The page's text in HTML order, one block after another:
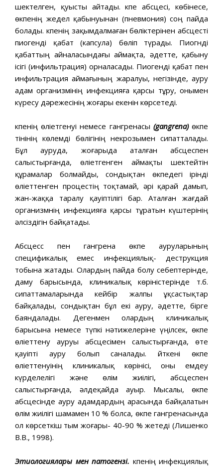
шектелген, қуысты айтады. Өкпе абсцесі, көбінесе,
өкпенің жедел қабынуынан (пневмония) соң пайда
болады. Өкпенің зақымдалмаған бөліктерінен абсцесті
пиогенді қабат (капсула) бөліп түрады. Пиогнді
қабаттың айналасындағы аймақта, әдетте, қабыну
ісігі (инфильтрация) орналасады. Пиогенді қабат пен
инфильтрация аймағының жаралуы, негізінде, ауру
адам организмінің инфекцияға қарсы тұру, онымен
күресу дәрежесінің жоғары екенін көрсетеді.
Өкпенің өліетгенуі немесе гангренасы (gangrena)өкпе
тінінің көлемді бөлігінің некрозымен сипатталады.
Бұл ауруда, жоғарыда аталған абсцеспен
салыстырғанда, өліетгенген аймақты шектейтін
құрамалар болмайды, сондықтан өкпедегі ірінді
өліеттенген процестің тоқтамай, әрі қарай дамып,
жан-жаққа таралу қауіптілігі бар. Аталған жағдай
организмнің инфекцияға қарсы тұратын күштерінің
әлсіздігін байқатады.
Абсцесс пен гангрена өкпе ауруларының
спецификалық емес инфекциялық- деструкция
тобына жатады. Олардың пайда болу себептерінде,
даму барысында, клиникалық көріністерінде т.б.
сипаттамаларында кейбір жалпы ұқсастықтар
байқалады, сондықтан бұл екі ауру, әдетте, бірге
баяндалады. Дегенмен олардың клиникалық
барысына немесе түпкі нәтижелеріне үңілсек, өкпе
өліеттену ауруы абсцесімен салыстырғанда, өте
қауіпті ауру болып саналады. Өйткені өкпе
өліеттенуінің клиникалық көрінісі, оны емдеу
күрделелігі және өлім жиілігі, абсцеспен
салыстырғанда, әлдеқайда ауыр. Мысалы, өкпе
абсцесінде ауру адамдардың арасында байқалатын
өлім жиілігі шамамен 10 % болса, өкпе гангренасында
ол көрсеткіш тым жоғары- 40-90 % жетеді (Лишенко
В.В., 1998).
Этиологиялары мен патогензі. Өкпенің инфекциялық